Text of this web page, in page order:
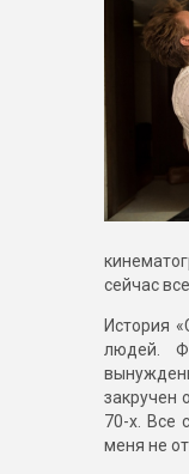
сейчас
История
людей.
закручен
70-х. Все
меня не